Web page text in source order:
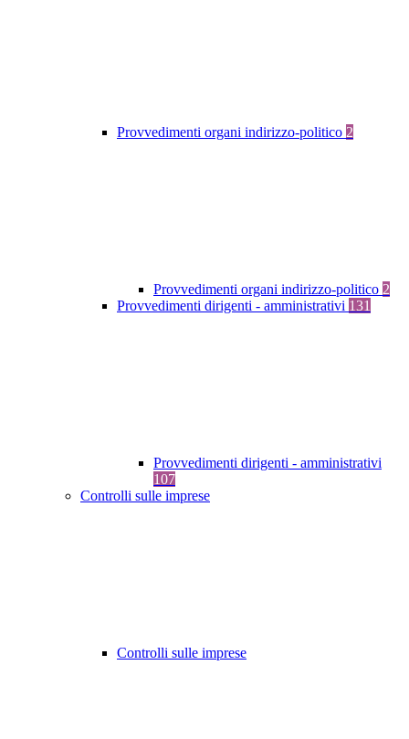
Provvedimenti organi indirizzo-politico 2
Provvedimenti organi indirizzo-politico 2
Provvedimenti dirigenti - amministrativi 131
Provvedimenti dirigenti - amministrativi
107
Controlli sulle imprese
Controlli sulle imprese